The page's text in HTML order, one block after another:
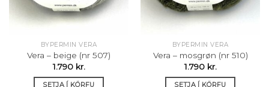
BYPERMIN VERA
Vera – beige (nr 507)
1.790 kr.
SETJA Í KÖRFU
BYPERMIN VERA
Vera – mosgrøn (nr 510)
1.790 kr.
SETJA Í KÖRFU